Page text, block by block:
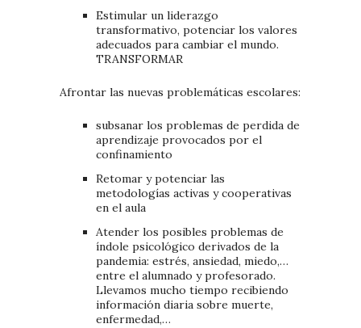
Estimular un liderazgo
transformativo, potenciar los valores
adecuados para cambiar el mundo.
TRANSFORMAR
Afrontar las nuevas problemáticas escolares:
subsanar los problemas de perdida de
aprendizaje provocados por el
confinamiento
Retomar y potenciar las
metodologías activas y cooperativas
en el aula
Atender los posibles problemas de
índole psicológico derivados de la
pandemia: estrés, ansiedad, miedo,…
entre el alumnado y profesorado.
Llevamos mucho tiempo recibiendo
información diaria sobre muerte,
enfermedad,…